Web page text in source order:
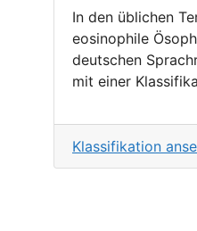
In den üblichen
eosinophile
deutschen
mit einer
Klassifikation